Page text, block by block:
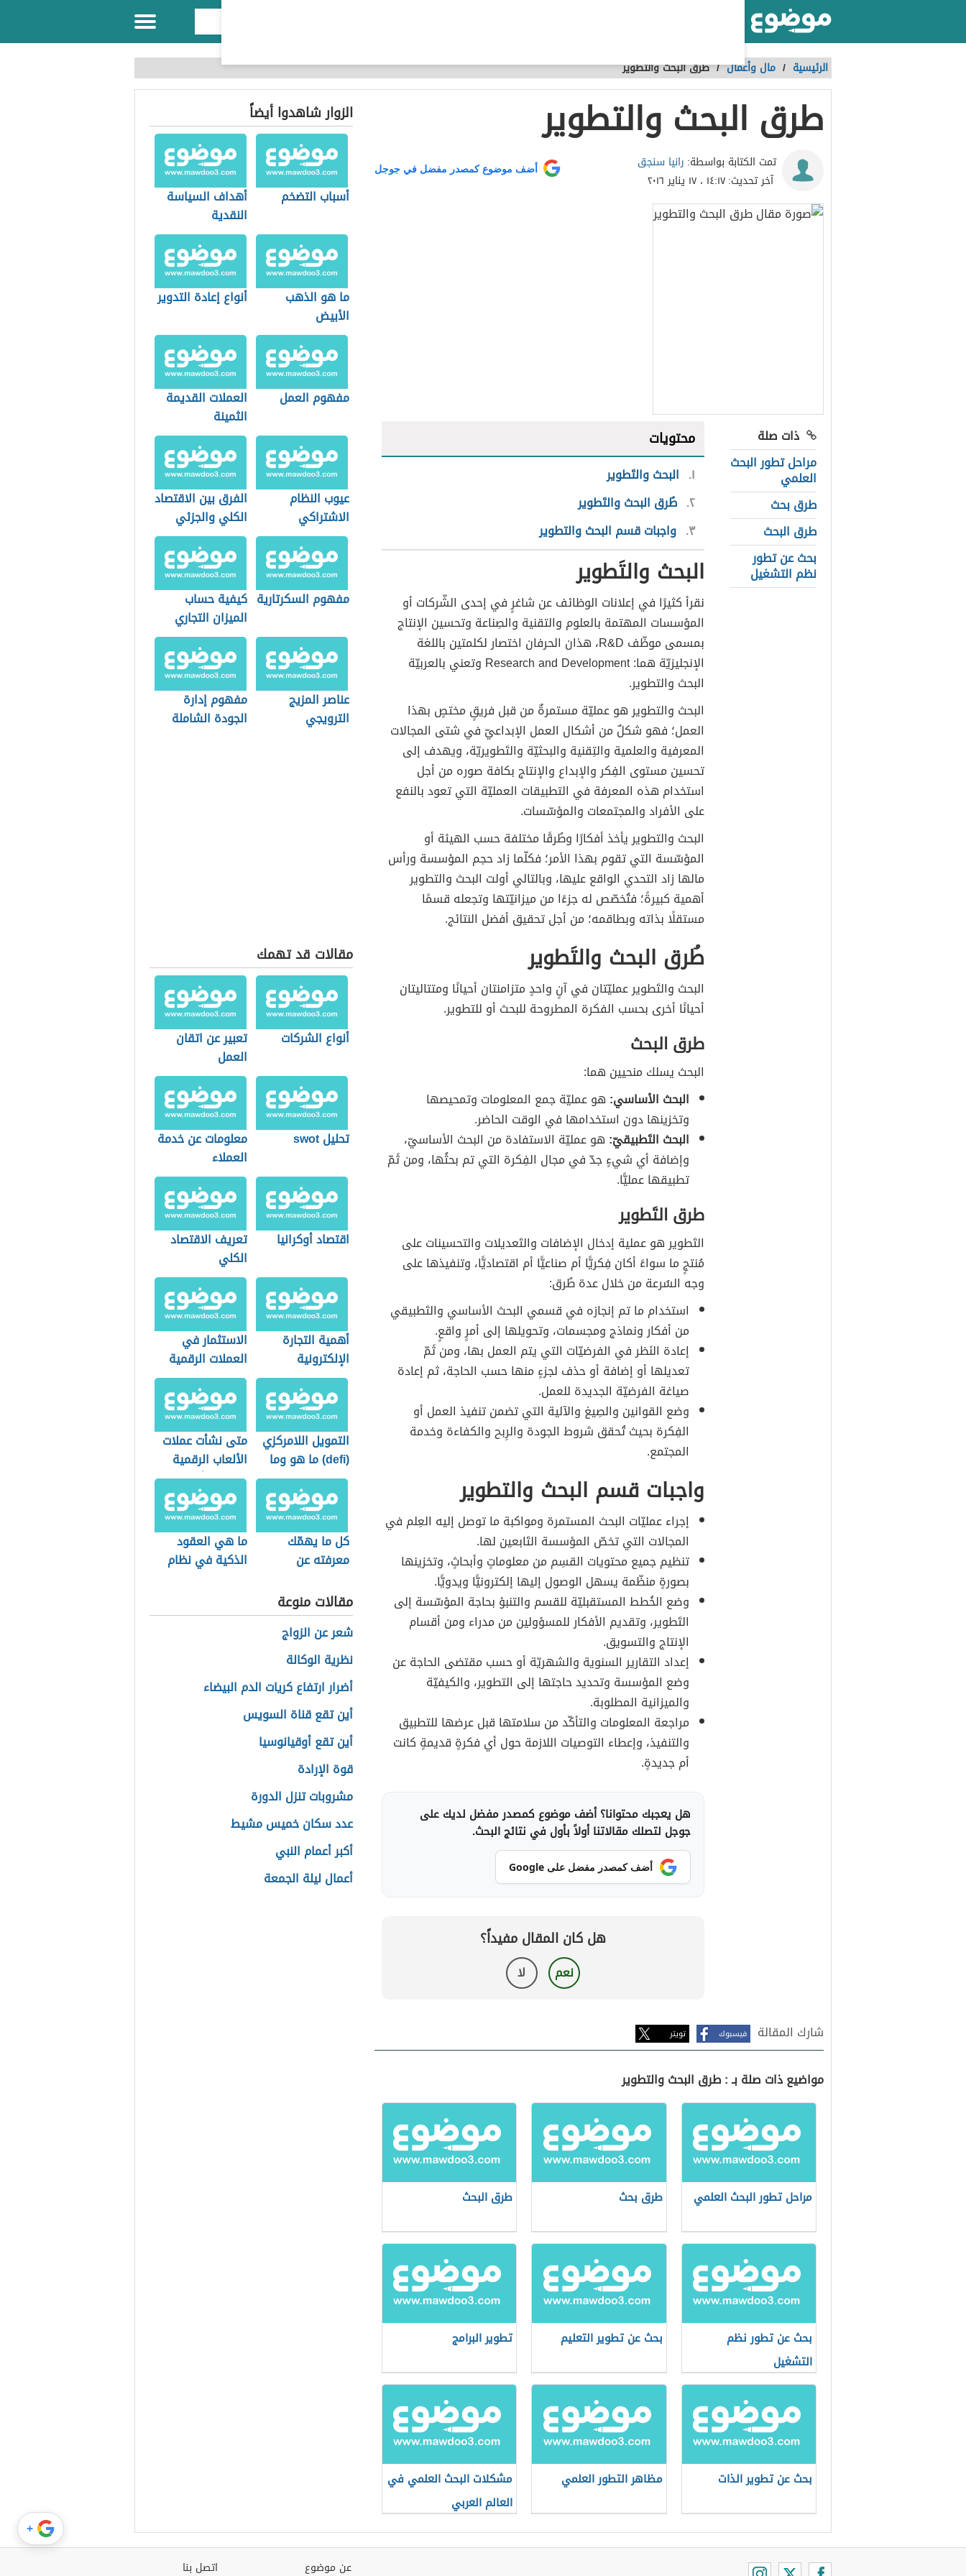
الرئيسية / مال وأعمال /طرق البحث والتطوير
طرق البحث والتطوير
تمت الكتابة بواسطة: رانيا سنجق
آخر تحديث:١٤:١٧ ، ١٧ يناير ٢٠١٦
أضف موضوع كمصدر مفضل في جوجل
ذات صلة
مراحل تطور البحث
العلمي
طرق بحث
طرق البحث
بحث عن تطور
نظم التشغيل
محتويات
١ البحث والتَطوير
٢ طُرق البحث والتَطوير
٣ واجبات قسم البحث والتطوير
البحث والتَطوير
نقرأ كثيرًا في إعلانات الوظائف عن شاغرٍ في إحدى الشّركات أو
المؤسسات المهتمة بالعلوم والتقنية والصِناعة وتحسين الإنتاج
بمسمى موظّف R&D، هذان الحرفان اختصار لكلمتين باللغة
الإنجليزيّة هما: Research and Development وتعني بالعربيّة
البحث والتطوير.
البحث والتطوير هو عمليّة مستمرةٌ من قبل فريقٍ مختصٍ بهذا
العمل؛ فهو شكلٌ من أشكال العمل الإبداعيّ في شتى المجالات
المعرفية والعلمية والتِقنية والبحثيّة والتَطويريّة، ويهدف إلى
تحسين مستوى الفِكر والإبداع والإنتاج بكافة صوره من أجل
استخدام هذه المعرفة في التطبيقات العمليّة التي تعود بالنفع
على الأفراد والمجتمعات والمؤسّسات.
البحث والتطوير يأخذ أفكارًا وطُرقًا مختلفة حسب الهيئة أو
المؤسّسة التي تقوم بهذا الأمر؛ فكلّما زاد حجم المؤسسة ورأس
مالها زاد التحدي الواقع عليها، وبالتالي أولت البحث والتطوير
أهمية كبيرةً؛ فتُخصّص له جزءًا من ميزانيّتها وتجعله قسمًا
مستقلًا بذاته وبطاقمه؛ من أجل تحقيق أفضل النتائج.
طُرق البحث والتَطوير
البحث والتَطوير عمليّتان في آنٍ واحدٍ متزامنتان أحيانًا ومتتاليتان
أحيانًا أخرى بحسب الفكرة المطروحة للبحث أو للتطوير.
طرق البحث
البحث يسلك منحيين هما:
البحث الأساسي: هو عمليّة جمع المعلومات وتمحيصها
وتخزينها دون استخدامها في الوقت الحاضر.
البحث التَطبيقيّ: هو عمليّة الاستفادة من البحث الأساسيّ،
وإضافة أي شيءٍ جدّ في مجال الفِكرة التي تم بحثُها، ومن ثَمّ
تطبيقها عمليًّا.
طرق التَطوير
التَطوير هو عملية إدخال الإضافات والتَعديلات والتحسينات على
مُنتجٍ ما سواءً أكان فِكريًّا أم صناعيًّا أم اقتصاديًّا، وتنفيذها على
وجه السُرعة من خلال عدة طُرق:
استخدام ما تم إنجازه في قسمي البحث الأساسي والتَطبيقي
من أفكار ونماذج ومجسمات، وتحويلها إلى أمرٍ واقعٍ.
إعادة النَظر في الفرضيّات التي يتم العمل بها، ومن ثَمّ
تعديلها أو إضافة أو حذف لجزءٍ منها حسب الحاجة، ثم إعادة
صياغة الفرضيّة الجديدة للعمل.
وضع القوانين والصِيغ والآلية التي تضمن تنفيذ العمل أو
الفِكرة بحيث تُحقق شروط الجودة والرِبح والكفاءة وخدمة
المجتمع.
واجبات قسم البحث والتطوير
إجراء عمليّات البحث المستمرة ومواكبة ما توصل إليه العِلم في
المجالات التي تخصّ المؤسسة التَابعين لها.
تنظيم جميع محتويات القسِم من معلوماتٍ وأبحاثٍ، وتخزينها
بصورةٍ منظّمة يسهل الوصول إليها إلكترونيًّا ويدويًّا.
وضع الخُطط المستقبليّة للقسم والتنبؤ بحاجة المؤسّسة إلى
التَطوير، وتقديم الأفكار للمسؤولين من مدراء ومن أقسام
الإنتاج والتسويق.
إعداد التقارير السنوية والشهريّة أو حسب مقتضى الحاجة عن
وضع المؤسسة وتحديد حاجتها إلى التطوير، والكيفيّة
والميزانية المطلوبة.
مراجعة المعلومات والتأكّد من سلامتها قبل عرضها للتطبيق
والتنفيذ، وإعطاء التوصيات اللازمة حول أي فكرةٍ قديمةٍ كانت
أم جديدةٍ.
هل يعجبك محتوانا؟ أضف موضوع كمصدر مفضل لديك على
جوجل لتصلك مقالاتنا أولاً بأول في نتائج البحث.
أضف كمصدر مفضل على Google
هل كان المقال مفيداً؟
نعم لا
شارك المقالة فيسبوك تويتر
مواضيع ذات صلة بـ : طرق البحث والتطوير
مراحل تطور البحث العلمي طرق بحث طرق البحث
بحث عن تطور نظم
التشغيل
بحث عن تطوير التعليم تطوير البرامج
بحث عن تطوير الذات مظاهر التطور العلمي
مشكلات البحث العلمي في
العالم العربي
الزوار شاهدوا أيضاً
أسباب التضخم
أهداف السياسة
النقدية
ما هو الذهب
الأبيض
أنواع إعادة التدوير
مفهوم العمل
العملات القديمة
الثمينة
عيوب النظام
الاشتراكي
الفرق بين الاقتصاد
الكلي والجزئي
مفهوم السكرتارية كيفية حساب
الميزان التجاري
عناصر المزيج
الترويجي
مفهوم إدارة
الجودة الشاملة
مقالات قد تهمك
أنواع الشركات
تعبير عن اتقان
العمل
تحليل swot
معلومات عن خدمة
العملاء
اقتصاد أوكرانيا
تعريف الاقتصاد
الكلي
أهمية التجارة
الإلكترونية
الاستثمار في
العملات الرقمية
التمويل اللامركزي
(defi) ما هو وما
استخداماته؟
متى نشأت عملات
الألعاب الرقمية
وما هي أبرز
أنواعها؟
كل ما يهمّك
معرفته عن
المستقرة
ما هي العقود
الذكية في نظام
الرقمية
مقالات منوعة
شعر عن الزواج
نظرية الوكالة
أضرار ارتفاع كريات الدم البيضاء
أين تقع قناة السويس
أين تقع أوقيانوسيا
قوة الإرادة
مشروبات تنزل الدورة
عدد سكان خميس مشيط
أكبر أعمام النبي
أعمال ليلة الجمعة
اتصل بنا عن موضوع
+